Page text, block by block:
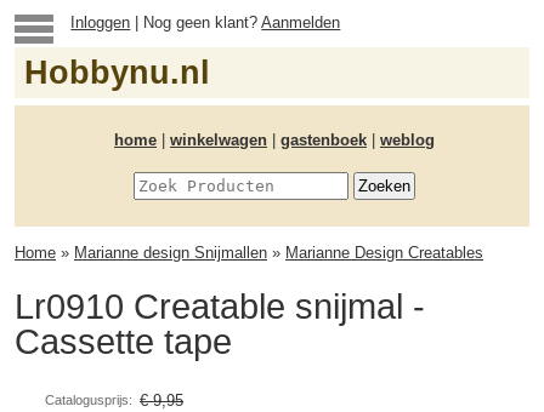
Inloggen | Nog geen klant?Aanmelden
Hobbynu.nl
home winkelwagen gastenboek weblog
Home » Marianne design Snijmallen » Marianne Design Creatables
Lr0910 Creatable snijmal -
Cassette tape
Catalogusprijs: € 9,95